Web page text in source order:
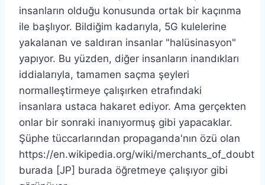
insanların olduğu konusunda ortak bir kaçınma
ile başlıyor. Bildiğim kadarıyla, 5G kulelerine
yakalanan ve saldıran insanlar "halüsinasyon"
yapıyor. Bu yüzden, diğer insanların inandıkları
iddialarıyla, tamamen saçma şeyleri
normalleştirmeye çalışırken etrafındaki
insanlara ustaca hakaret ediyor. Ama gerçekten
onlar bir sonraki inanıyormuş gibi yapacaklar.
Şüphe tüccarlarından propaganda'nın özü olan
https://en.wikipedia.org/wiki/merchants_of_doubt
burada [JP] burada öğretmeye çalışıyor gibi